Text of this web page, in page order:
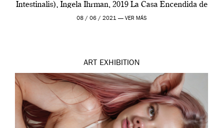
Intestinalis), Ingela Ihrman, 2019 La Casa Encendida de
Madrid y la Wellcome […]
08 / 06 / 2021 — VER MÁS
ART EXHIBITION